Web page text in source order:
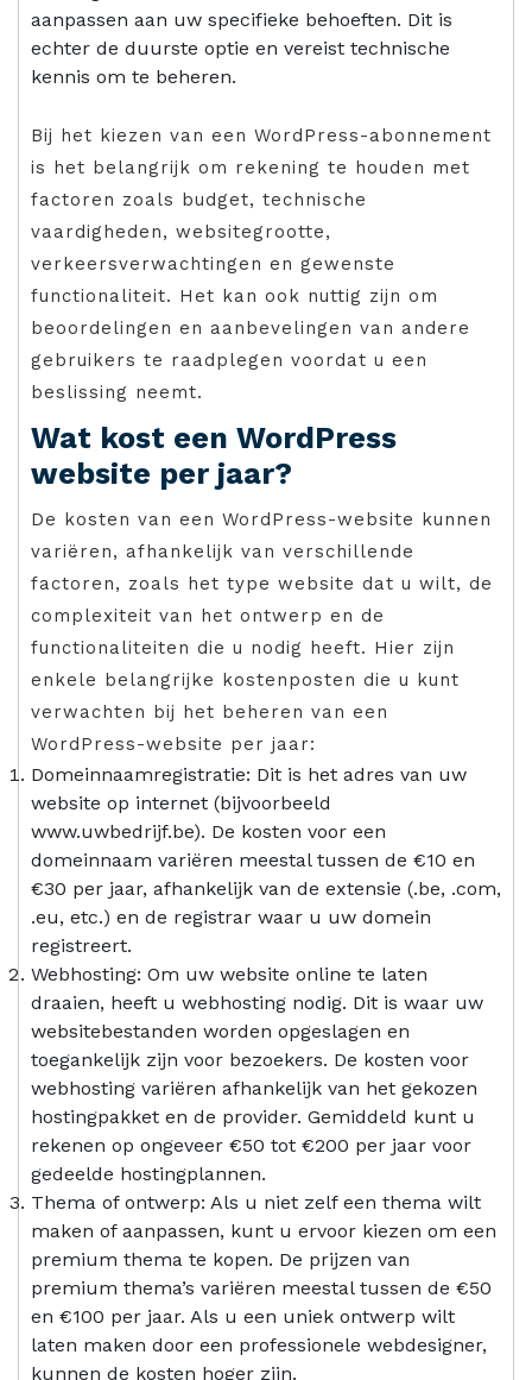
aanpassen aan uw specifieke behoeften. Dit is
echter de duurste optie en vereist technische
kennis om te beheren.
Bij het kiezen van een WordPress-abonnement
is het belangrijk om rekening te houden met
factoren zoals budget, technische
vaardigheden, websitegrootte,
verkeersverwachtingen en gewenste
functionaliteit. Het kan ook nuttig zijn om
beoordelingen en aanbevelingen van andere
gebruikers te raadplegen voordat u een
beslissing neemt.
Wat kost een WordPress
website per jaar?
De kosten van een WordPress-website kunnen
variëren, afhankelijk van verschillende
factoren, zoals het type website dat u wilt, de
complexiteit van het ontwerp en de
functionaliteiten die u nodig heeft. Hier zijn
enkele belangrijke kostenposten die u kunt
verwachten bij het beheren van een
WordPress-website per jaar:
Domeinnaamregistratie: Dit is het adres van uw
website op internet (bijvoorbeeld
www.uwbedrijf.be). De kosten voor een
domeinnaam variëren meestal tussen de €10 en
€30 per jaar, afhankelijk van de extensie (.be, .com,
.eu, etc.) en de registrar waar u uw domein
registreert.
Webhosting: Om uw website online te laten
draaien, heeft u webhosting nodig. Dit is waar uw
websitebestanden worden opgeslagen en
toegankelijk zijn voor bezoekers. De kosten voor
webhosting variëren afhankelijk van het gekozen
hostingpakket en de provider. Gemiddeld kunt u
rekenen op ongeveer €50 tot €200 per jaar voor
gedeelde hostingplannen.
Thema of ontwerp: Als u niet zelf een thema wilt
maken of aanpassen, kunt u ervoor kiezen om een
premium thema te kopen. De prijzen van
premium thema’s variëren meestal tussen de €50
en €100 per jaar. Als u een uniek ontwerp wilt
laten maken door een professionele webdesigner,
kunnen de kosten hoger zijn.